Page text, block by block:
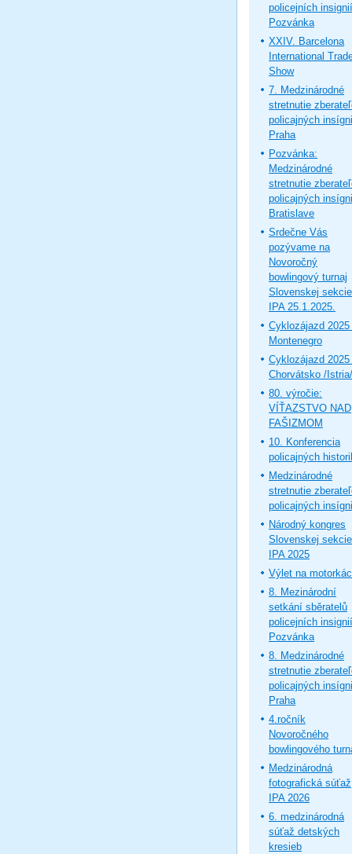
policejních
Pozvánka
XXIV. Barcelona
International
Show
7. Medzinárodné
stretnutie
policajných
Praha
Pozvánka:
Medzinárodné
stretnutie
policajných
Bratislave
Srdečne Vás
pozývame na
Novoročný
bowlingový turnaj
Slovenskej sekcie
IPA 25.1.2025.
Cyklozájazd 2025
Montenegro
Cyklozájazd 2025
Chorvátsko /Istria/
80. výročie:
VÍŤAZSTVO NAD
FAŠIZMOM
10. Konferencia
policajných
Medzinárodné
stretnutie
policajných
Národný kongres
Slovenskej sekcie
IPA 2025
Výlet na
8. Mezinárodní
setkání sběratelů
policejních
Pozvánka
8. Medzinárodné
stretnutie
policajných
Praha
4.ročník
Novoročného
bowlingového
Medzinárodná
fotografická súťaž
IPA 2026
6. medzinárodná
súťaž detských
kresieb